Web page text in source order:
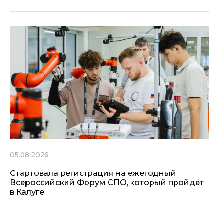
05.08.2026
Стартовала регистрация на ежегодный
Всероссийский Форум СПО, который пройдёт
в Калуге